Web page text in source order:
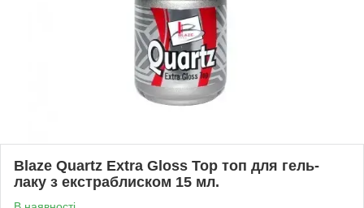
Blaze Quartz Extra Gloss Top топ для гель-
лаку з екстраблиском 15 мл.